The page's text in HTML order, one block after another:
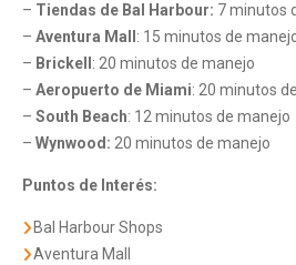
– Tiendas de Bal Harbour: 7 minutos
– Aventura Mall : 15 minutos de
– Brickell : 20 minutos de manejo
– Aeropuerto de Miami: 20 minutos
– South Beach: 12 minutos de manejo
– Wynwood: 20 minutos de manejo
Puntos de Interés:
Bal Harbour Shops
Aventura Mall